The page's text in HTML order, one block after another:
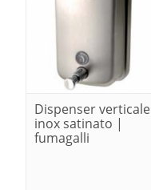
Dispenser verticale
inox satinato |
fumagalli